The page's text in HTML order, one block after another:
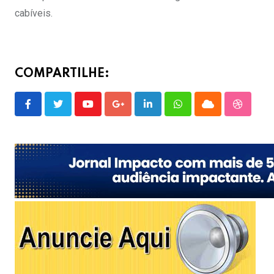
cabíveis.
COMPARTILHE:
YoutubeGoogle+LinkedInWhatsappCloud